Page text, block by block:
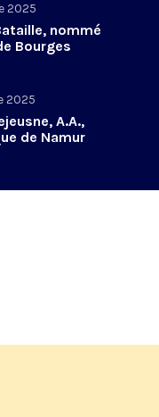
2025
nommé
Bourges
2025
A.A.,
de Namur